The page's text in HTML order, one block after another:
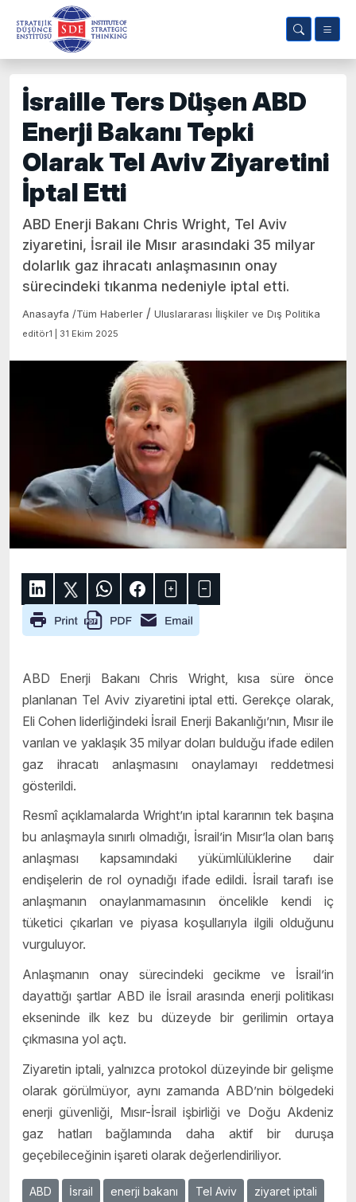
İsraille Ters Düşen ABD
Enerji Bakanı Tepki
Olarak Tel Aviv Ziyaretini
İptal Etti
ABD Enerji Bakanı Chris Wright, Tel Aviv
ziyaretini, İsrail ile Mısır arasındaki 35 milyar
dolarlık gaz ihracatı anlaşmasının onay
sürecindeki tıkanma nedeniyle iptal etti.
Anasayfa /Tüm Haberler / Uluslararası İlişkiler ve Dış Politika
editör1 | 31 Ekim 2025
ABD Enerji Bakanı Chris Wright, kısa süre önce
planlanan Tel Aviv ziyaretini iptal etti. Gerekçe olarak,
Eli Cohen liderliğindeki İsrail Enerji Bakanlığı’nın, Mısır ile
varılan ve yaklaşık 35 milyar doları bulduğu ifade edilen
gaz ihracatı anlaşmasını onaylamayı reddetmesi
gösterildi.
Resmî açıklamalarda Wright’ın iptal kararının tek başına
bu anlaşmayla sınırlı olmadığı, İsrail’in Mısır’la olan barış
anlaşması kapsamındaki yükümlülüklerine dair
endişelerin de rol oynadığı ifade edildi. İsrail tarafı ise
anlaşmanın onaylanmamasının öncelikle kendi iç
tüketici çıkarları ve piyasa koşullarıyla ilgili olduğunu
vurguluyor.
Anlaşmanın onay sürecindeki gecikme ve İsrail’in
dayattığı şartlar ABD ile İsrail arasında enerji politikası
ekseninde ilk kez bu düzeyde bir gerilimin ortaya
çıkmasına yol açtı.
Ziyaretin iptali, yalnızca protokol düzeyinde bir gelişme
olarak görülmüyor, aynı zamanda ABD’nin bölgedeki
enerji güvenliği, Mısır-İsrail işbirliği ve Doğu Akdeniz
gaz hatları bağlamında daha aktif bir duruşa
geçebileceğinin işareti olarak değerlendiriliyor.
ABD İsrail enerji bakanı Tel Aviv ziyaret iptali